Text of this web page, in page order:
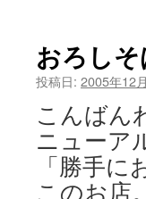
おろしそ
投稿日: 2005年12
こんばん
ニューア
「勝手
このお店